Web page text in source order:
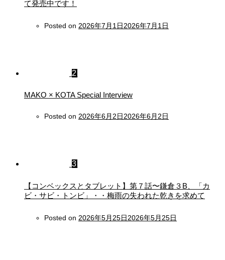
て発売中です！
Posted on 2026年7月1日2026年7月1日
2
MAKO × KOTA Special Interview
Posted on 2026年6月2日2026年6月2日
3
【コンベックスとタブレット】第７話〜鎌倉３B、「カ
ビ・サビ・トンビ」・・梅雨の失われた乾きを求めて
Posted on 2026年5月25日2026年5月25日